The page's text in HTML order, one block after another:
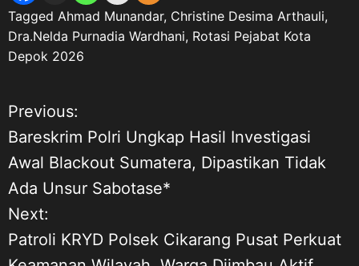
Tagged Ahmad Munandar, Christine Desima Arthauli,
Dra.Nelda Purnadia Wardhani, Rotasi Pejabat Kota
Depok 2026
N
a
v
i
Previous:
Bareskrim Polri Ungkap Hasil Investigasi
Awal Blackout Sumatera, Dipastikan Tidak
Ada Unsur Sabotase*
Next:
Patroli KRYD Polsek Cikarang Pusat Perkuat